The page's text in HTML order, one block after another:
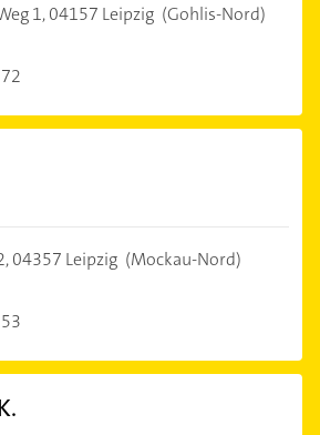
1,04157 Leipzig (Gohlis-Nord)
04357 Leipzig (Mockau-Nord)